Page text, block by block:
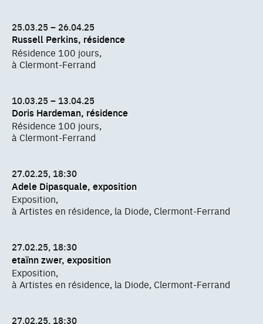
25.03.25 – 26.04.25
Russell Perkins, résidence
Résidence 100 jours,
à Clermont-Ferrand
10.03.25 – 13.04.25
Doris Hardeman, résidence
Résidence 100 jours,
à Clermont-Ferrand
27.02.25, 18:30
Adele Dipasquale, exposition
Exposition,
à Artistes en résidence, la Diode, Clermont-Ferrand
27.02.25, 18:30
etaïnn zwer, exposition
Exposition,
à Artistes en résidence, la Diode, Clermont-Ferrand
27.02.25, 18:30